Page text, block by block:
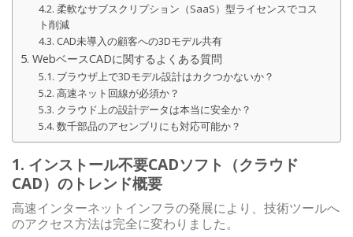
4.2. 柔軟なサブスクリプション（SaaS）型ライセンスでコス
ト削減
4.3. CAD未導入の顧客への3Dモデル共有
5. WebベースCADに関するよくある質問
5.1. ブラウザ上で3Dモデル設計はカクつかないか？
5.2. 高速ネット回線が必須か？
5.3. クラウド上の設計データは本当に安全か？
5.4. 数千部品のアセンブリにも対応可能か？
1. インストール不要CADソフト（クラウド
CAD）のトレンド概要
高速インターネットインフラの発展により、技術ツールへ
のアクセス方法は完全に変わりました。